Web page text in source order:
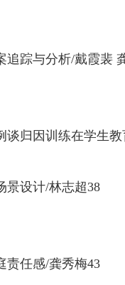
追踪与分析/戴霞裴
谈归因训练在学生
景设计/林志超38
责任感/龚秀梅43